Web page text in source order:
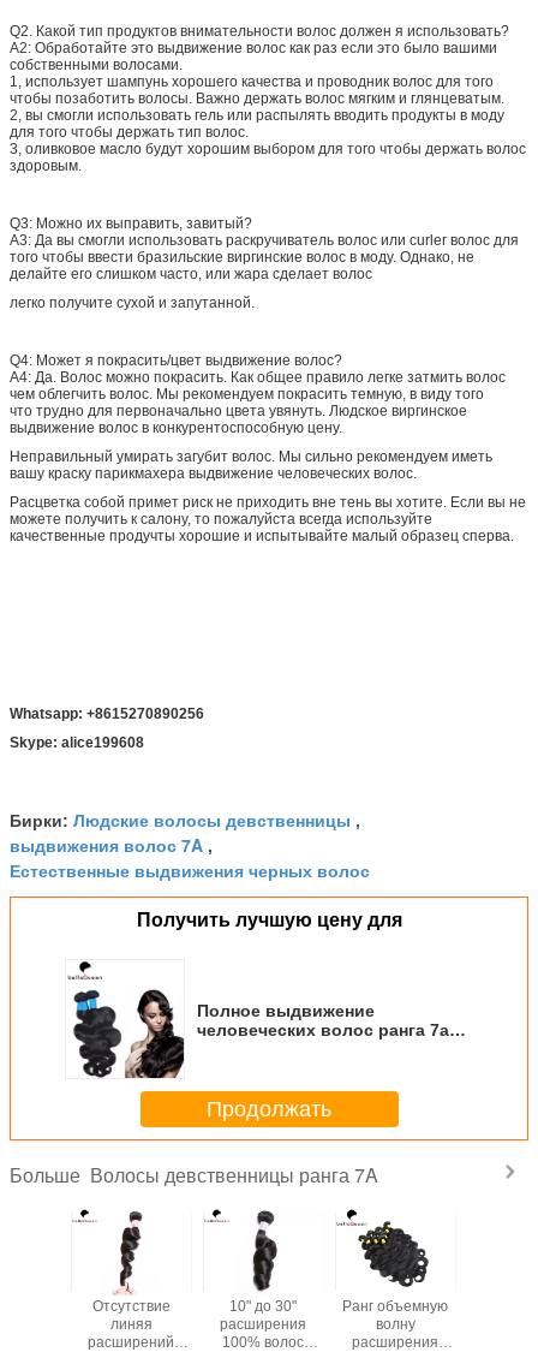
Q2. Какой тип продуктов внимательности волос должен я использовать?
A2: Обработайте это выдвижение волос как раз если это было вашими
собственными волосами.
1, использует шампунь хорошего качества и проводник волос для того
чтобы позаботить волосы. Важно держать волос мягким и глянцеватым.
2, вы смогли использовать гель или распылять вводить продукты в моду
для того чтобы держать тип волос.
3, оливковое масло будут хорошим выбором для того чтобы держать волос
здоровым.
Q3: Можно их выправить, завитый?
A3: Да вы смогли использовать раскручиватель волос или curler волос для
того чтобы ввести бразильские виргинские волос в моду. Однако, не
делайте его слишком часто, или жара сделает волос
легко получите сухой и запутанной.
Q4: Может я покрасить/цвет выдвижение волос?
A4: Да. Волос можно покрасить. Как общее правило легке затмить волос
чем облегчить волос. Мы рекомендуем покрасить темную, в виду того
что трудно для первоначально цвета увянуть. Людское виргинское
выдвижение волос в конкурентоспособную цену.
Неправильный умирать загубит волос. Мы сильно рекомендуем иметь
вашу краску парикмахера выдвижение человеческих волос.
Расцветка собой примет риск не приходить вне тень вы хотите. Если вы не
можете получить к салону, то пожалуйста всегда используйте
качественные продучты хорошие и испытывайте малый образец сперва.
Whatsapp: +8615270890256
Skype: alice199608
Бирки: Людские волосы девственницы ,
выдвижения волос 7A ,
Естественные выдвижения черных волос
Получить лучшую цену для
Полное выдвижение
человеческих волос ранга 7a
Продолжать
Больше Волосы девственницы ранга 7A
Отсутствие
линяя
расширений
10" до 30"
расширения
100% волос
Ранг объемную
волну
расширения